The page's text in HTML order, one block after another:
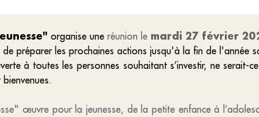
organise une réunion le mardi 27 février
préparer les prochaines actions jusqu'à la fin de l'année
à toutes les personnes souhaitant s’investir, ne
œuvre pour la jeunesse, de la petite enfance à